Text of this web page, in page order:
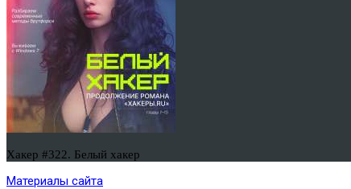
Хакер #322. Белый хакер
Материалы сайта